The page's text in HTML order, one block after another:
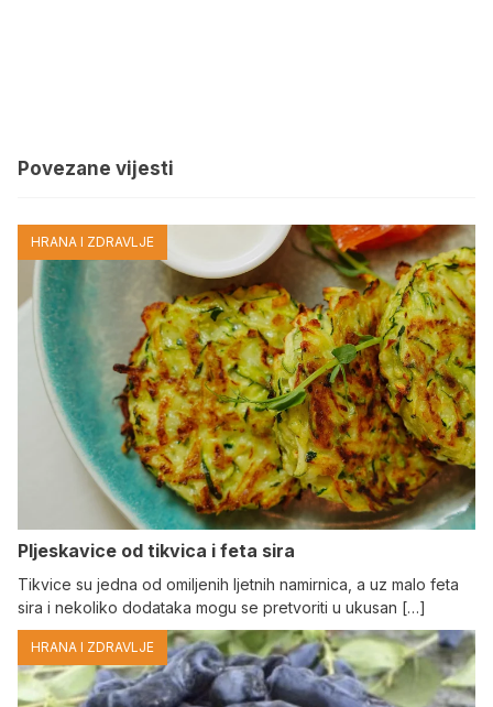
Povezane vijesti
HRANA I ZDRAVLJE
Pljeskavice od tikvica i feta sira
Tikvice su jedna od omiljenih ljetnih namirnica, a uz malo feta
sira i nekoliko dodataka mogu se pretvoriti u ukusan […]
HRANA I ZDRAVLJE